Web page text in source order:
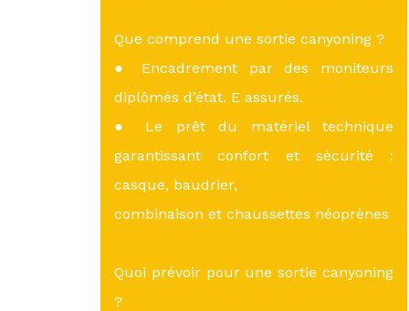
Que comprend une sortie canyoning ?
● Encadrement par des moniteurs
diplômés d’état. E assurés.
● Le prêt du matériel technique
garantissant confort et sécurité :
casque, baudrier,
combinaison et chaussettes néoprènes
Quoi prévoir pour une sortie canyoning
?